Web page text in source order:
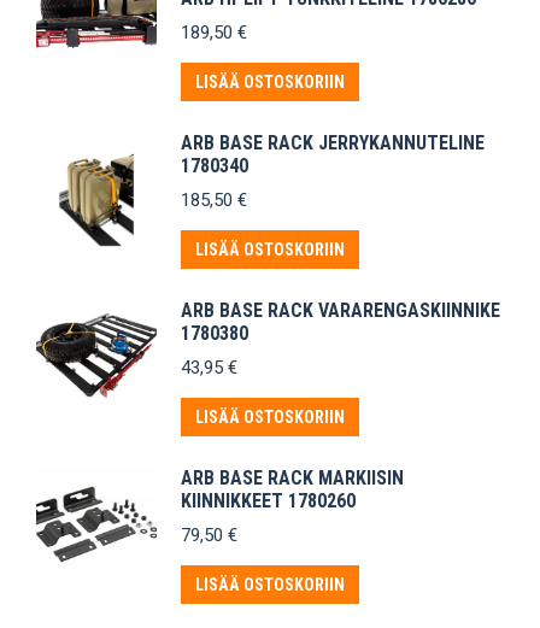
189,50 €
LISÄÄ OSTOSKORIIN
ARB BASE RACK JERRYKANNUTELINE
1780340
185,50 €
LISÄÄ OSTOSKORIIN
ARB BASE RACK VARARENGASKIINNIKE
1780380
43,95 €
LISÄÄ OSTOSKORIIN
ARB BASE RACK MARKIISIN
KIINNIKKEET 1780260
79,50 €
LISÄÄ OSTOSKORIIN